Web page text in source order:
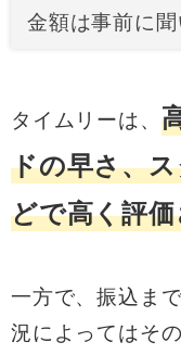
金額は事前に聞
タイムリーは、
ドの早さ、
どで高く評
一方で、振込ま
況によってはそ